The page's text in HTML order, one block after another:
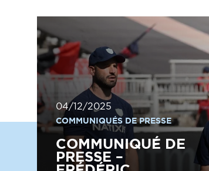
04/12/2025
COMMUNIQUÉS DE PRESSE
COMMUNIQUÉ DE
PRESSE –